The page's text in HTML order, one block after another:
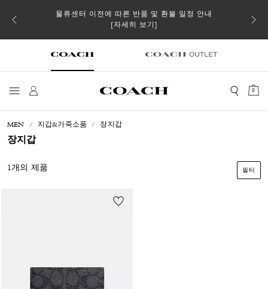
스트
물류센터 이전에 따른 반품 및 환불 일정 안내
[자세히 보기]
일부
0
MEN 지갑&가죽소품 장지갑
장지갑
1개의 제품 필터